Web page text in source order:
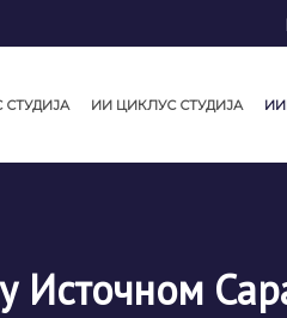
СТУДИЈА ИИ ЦИКЛУС СТУДИЈА
Источном